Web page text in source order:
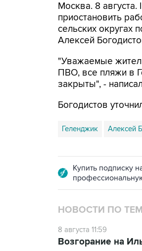
Москва. 8 августа.
приостановить
сельских округах
Алексей
"Уважаемые
ПВО, все пляжи в
закрыты", -
Богодистов
Геленджик Алексей
Купить подписку
НОВОСТИ ПО
8 августа 11:59
Возгорание на